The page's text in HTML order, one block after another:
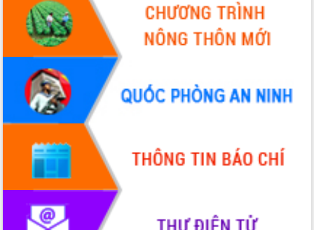
Khởi động Dự án Đầu tư xây dựng hạ
tầng kỹ thuật Cụm công nghiệp Tân
Tiến
Gặp mặt các cơ quan báo chí nhân Kỷ
niệm 101 năm Ngày Báo chí Cách
mạng Việt Nam
Đắk Lắk sơ kết 4 năm triển khai thực
hiện Đề án 06 của Chính phủ
Họp báo thông tin về Hội nghị Công bố
Quy hoạch và Xúc tiến đầu tư tỉnh Đắk
Khơi thông điểm nghẽn, đẩy nhanh
giải ngân vốn khắc phục thiên tai
HĐND tỉnh thông qua điều chỉnh Quy
hoạch tỉnh thời kỳ 2021-2030